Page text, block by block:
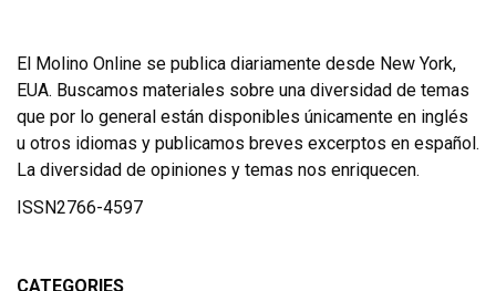
El Molino Online se publica diariamente desde New York,
EUA. Buscamos materiales sobre una diversidad de temas
que por lo general están disponibles únicamente en inglés
u otros idiomas y publicamos breves excerptos en español.
La diversidad de opiniones y temas nos enriquecen.
ISSN2766-4597
CATEGORIES